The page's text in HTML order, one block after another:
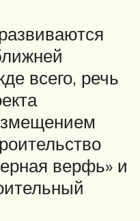
всего, речь
верфь» и